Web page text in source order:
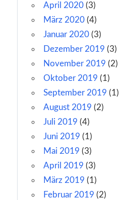
April 2020 (3)
März 2020 (4)
Januar 2020 (3)
Dezember 2019 (3)
November 2019 (2)
Oktober 2019 (1)
September 2019 (1)
August 2019 (2)
Juli 2019 (4)
Juni 2019 (1)
Mai 2019 (3)
April 2019 (3)
März 2019 (1)
Februar 2019 (2)